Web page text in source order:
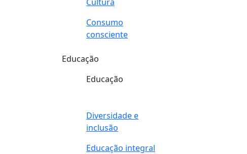
Consumo
consciente
Educação
Educação
Diversidade e
inclusão
Educação integral